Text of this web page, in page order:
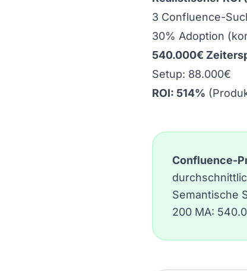
3 Confluence-
30% Adoption
540.000€
Setup: 88.000€
ROI: 514% (
Confluence-
Semantische
200 MA: